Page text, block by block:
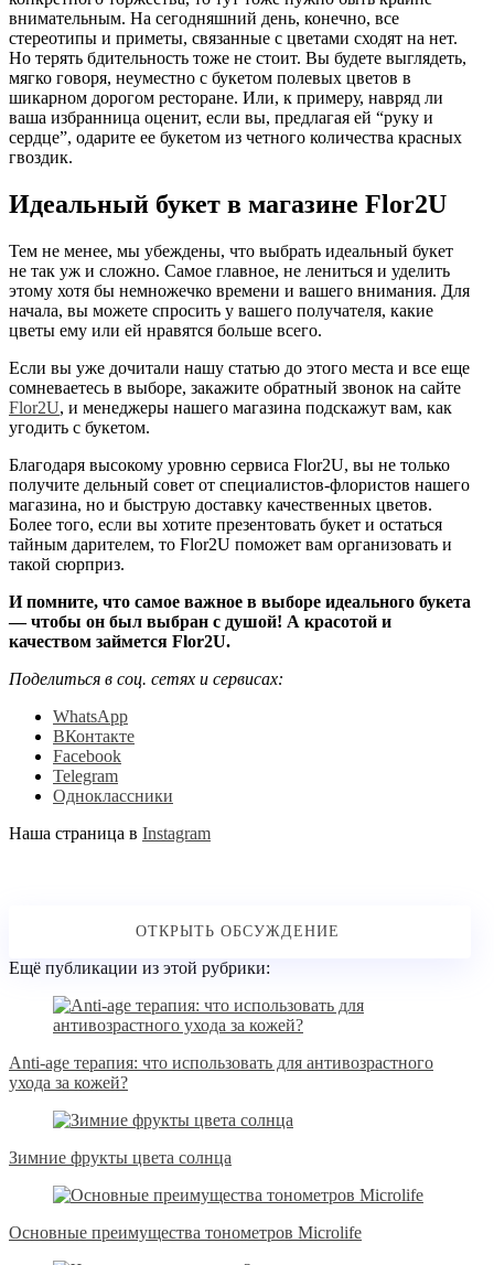
внимательным. На сегодняшний день, конечно, все
стереотипы и приметы, связанные с цветами сходят на нет.
Но терять бдительность тоже не стоит. Вы будете выглядеть,
мягко говоря, неуместно с букетом полевых цветов в
шикарном дорогом ресторане. Или, к примеру, навряд ли
ваша избранница оценит, если вы, предлагая ей “руку и
сердце”, одарите ее букетом из четного количества красных
гвоздик.
Идеальный букет в магазине Flor2U
Тем не менее, мы убеждены, что выбрать идеальный букет
не так уж и сложно. Самое главное, не лениться и уделить
этому хотя бы немножечко времени и вашего внимания. Для
начала, вы можете спросить у вашего получателя, какие
цветы ему или ей нравятся больше всего.
Если вы уже дочитали нашу статью до этого места и все еще
сомневаетесь в выборе, закажите обратный звонок на сайте
Flor2U, и менеджеры нашего магазина подскажут вам, как
угодить с букетом.
Благодаря высокому уровню сервиса Flor2U, вы не только
получите дельный совет от специалистов-флористов нашего
магазина, но и быструю доставку качественных цветов.
Более того, если вы хотите презентовать букет и остаться
тайным дарителем, то Flor2U поможет вам организовать и
такой сюрприз.
И помните, что самое важное в выборе идеального букета
— чтобы он был выбран с душой! А красотой и
качеством займется Flor2U.
Поделиться в соц. сетях и сервисах:
WhatsApp
ВКонтакте
Facebook
Telegram
Одноклассники
Наша страница в Instagram
Ещё публикации из этой рубрики:
Anti-age терапия: что использовать для антивозрастного
ухода за кожей?
Зимние фрукты цвета солнца
Основные преимущества тонометров Microlife